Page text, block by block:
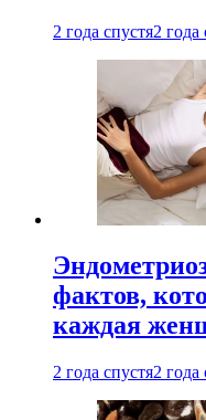
2 года спустя2 года
фактов,
каждая
2 года спустя2 года